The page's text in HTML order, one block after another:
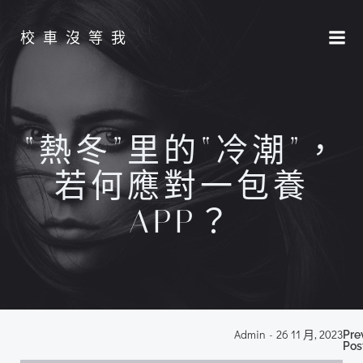
校車沒等我
“熱冬”里的“冷潮”，
若何應對一包養
APP？
Admin - 26 11 月, 2023